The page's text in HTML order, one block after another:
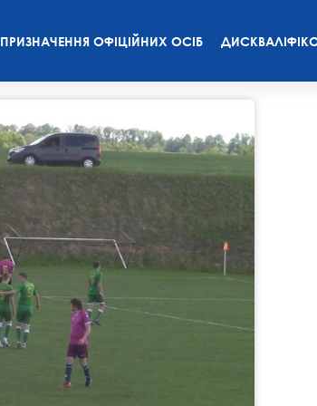
ПРИЗНАЧЕННЯ ОФІЦІЙНИХ ОСІБ